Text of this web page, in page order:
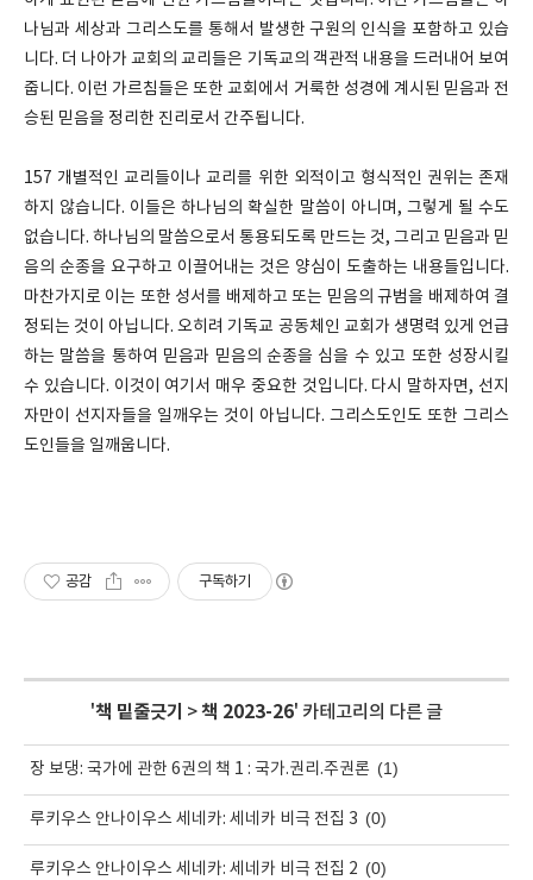
나님과 세상과 그리스도를 통해서 발생한 구원의 인식을 포함하고 있습
니다. 더 나아가 교회의 교리들은 기독교의 객관적 내용을 드러내어 보여
줍니다. 이런 가르침들은 또한 교회에서 거룩한 성경에 계시된 믿음과 전
승된 믿음을 정리한 진리로서 간주됩니다.
157 개별적인 교리들이나 교리를 위한 외적이고 형식적인 권위는 존재
하지 않습니다. 이들은 하나님의 확실한 말씀이 아니며, 그렇게 될 수도
없습니다. 하나님의 말씀으로서 통용되도록 만드는 것, 그리고 믿음과 믿
음의 순종을 요구하고 이끌어내는 것은 양심이 도출하는 내용들입니다.
마찬가지로 이는 또한 성서를 배제하고 또는 믿음의 규범을 배제하여 결
정되는 것이 아닙니다. 오히려 기독교 공동체인 교회가 생명력 있게 언급
하는 말씀을 통하여 믿음과 믿음의 순종을 심을 수 있고 또한 성장시킬
수 있습니다. 이것이 여기서 매우 중요한 것입니다. 다시 말하자면, 선지
자만이 선지자들을 일깨우는 것이 아닙니다. 그리스도인도 또한 그리스
도인들을 일깨웁니다.
공감 구독하기
'책 밑줄긋기 >책 2023-26' 카테고리의 다른 글
장 보댕: 국가에 관한 6권의 책 1 : 국가.권리.주권론 (1)
루키우스 안나이우스 세네카: 세네카 비극 전집 3 (0)
루키우스 안나이우스 세네카: 세네카 비극 전집 2 (0)